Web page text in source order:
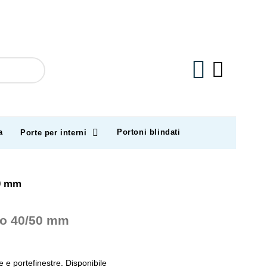
Porte per interni Portoni blindati
mm
40/50 mm
e portefinestre. Disponibile